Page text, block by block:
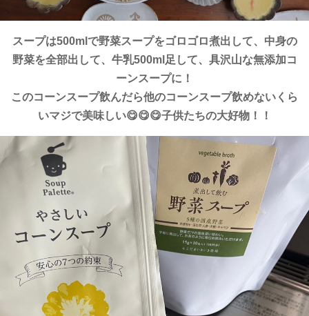
スープは500mlで野菜スープをゴロゴロ煮出して、中身の
野菜を全部出して、牛乳500ml足して、具沢山な無添加コ
ーンスープに！
このコーンスープ飲んだら他のコーンスープ飲めないくら
いマジで美味しい😋😋😋子供たちの大好物！！